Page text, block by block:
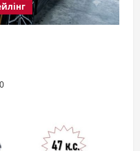
0